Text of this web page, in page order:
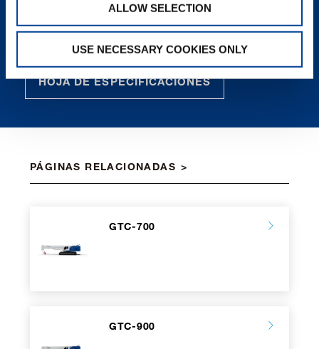
ALLOW SELECTION
USE NECESSARY COOKIES ONLY
CONTÁCTENOS
HOJA DE ESPECIFICACIONES
PÁGINAS RELACIONADAS
GTC-700
GTC-900